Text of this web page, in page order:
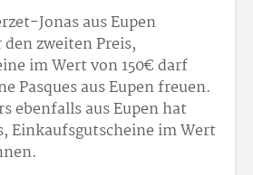
Jonas aus Eupen
zweiten Preis,
im Wert von 150€ darf
Pasques aus Eupen freuen.
ebenfalls aus Eupen hat
Einkaufsgutscheine im Wert